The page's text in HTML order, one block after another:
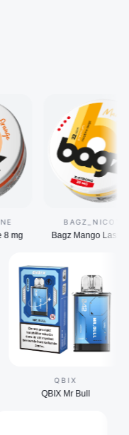
BAGZ_NICOTINE
Bagz Mango Lassi 20 mg
QBIX Mr Bull